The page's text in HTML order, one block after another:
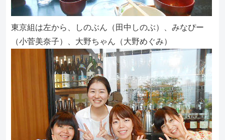
東京組は左から、しのぶん（田中しのぶ）、みなぴー
（小菅美奈子）、大野ちゃん（大野めぐみ）